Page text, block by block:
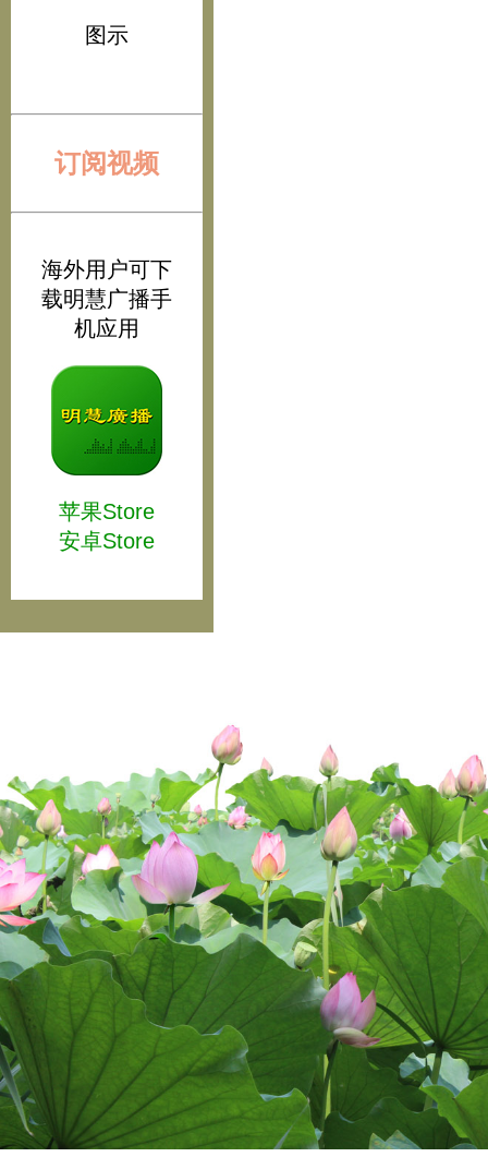
图示
订阅视频
海外用户可下
载明慧广播手
机应用
苹果Store
安卓Store